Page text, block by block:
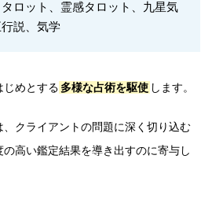
ロット、霊感タロット、九星気
説、気学
じめとする 多様な占術を駆使 します。
クライアントの問題に深く切り込む
高い鑑定結果を導き出すのに寄与し